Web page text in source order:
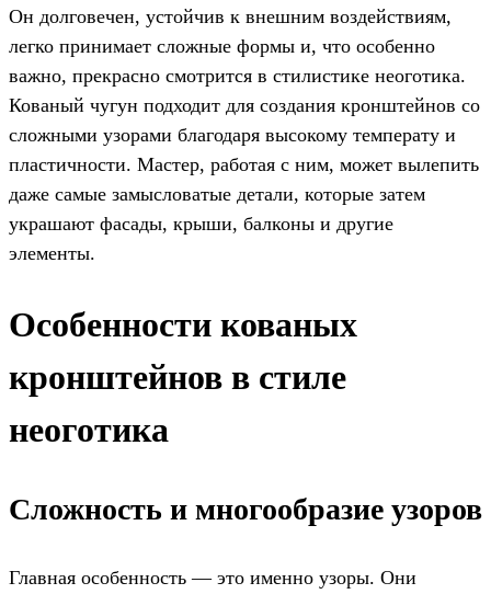
Он долговечен, устойчив к внешним воздействиям,
легко принимает сложные формы и, что особенно
важно, прекрасно смотрится в стилистике неоготика.
Кованый чугун подходит для создания кронштейнов со
сложными узорами благодаря высокому температу и
пластичности. Мастер, работая с ним, может вылепить
даже самые замысловатые детали, которые затем
украшают фасады, крыши, балконы и другие
элементы.
Особенности кованых
кронштейнов в стиле
неоготика
Сложность и многообразие узоров
Главная особенность — это именно узоры. Они